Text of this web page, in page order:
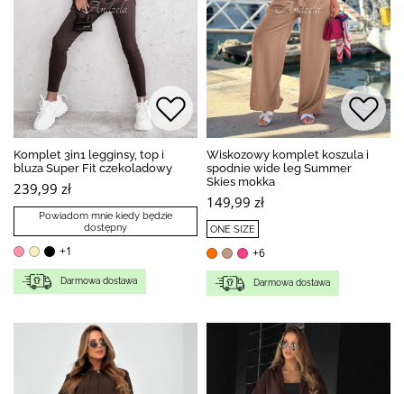
Komplet 3in1 legginsy, top i
bluza Super Fit czekoladowy
239,99 zł
Powiadom mnie kiedy będzie
dostępny
+1
Darmowa dostawa
Wiskozowy komplet koszula i
spodnie wide leg Summer
Skies mokka
149,99 zł
ONE SIZE
+6
Darmowa dostawa